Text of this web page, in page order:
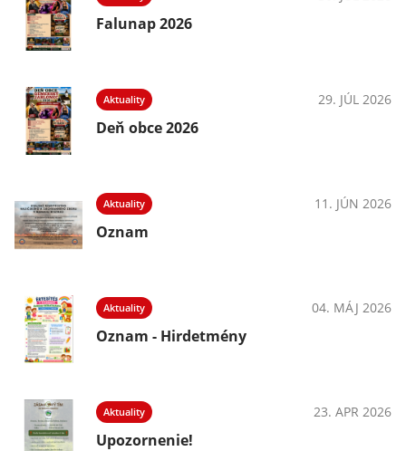
Falunap 2026
Aktuality 29. JÚL 2026
Deň obce 2026
Aktuality 11. JÚN 2026
Oznam
Aktuality 04. MÁJ 2026
Oznam - Hirdetmény
Aktuality 23. APR 2026
Upozornenie!